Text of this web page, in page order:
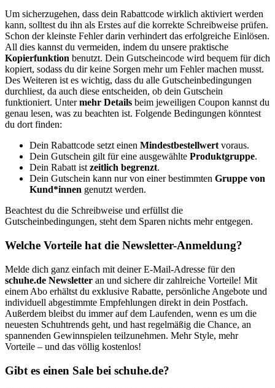
Um sicherzugehen, dass dein Rabattcode wirklich aktiviert werden
kann, solltest du ihn als Erstes auf die korrekte Schreibweise prüfen.
Schon der kleinste Fehler darin verhindert das erfolgreiche Einlösen.
All dies kannst du vermeiden, indem du unsere praktische
Kopierfunktion benutzt. Dein Gutscheincode wird bequem für dich
kopiert, sodass du dir keine Sorgen mehr um Fehler machen musst.
Des Weiteren ist es wichtig, dass du alle Gutscheinbedingungen
durchliest, da auch diese entscheiden, ob dein Gutschein
funktioniert. Untermehr Details beim jeweiligen Coupon kannst du
genau lesen, was zu beachten ist. Folgende Bedingungen könntest
du dort finden:
Dein Rabattcode setzt einen Mindestbestellwertvoraus.
Dein Gutschein gilt für eine ausgewählte Produktgruppe.
Dein Rabatt istzeitlich begrenzt.
Dein Gutschein kann nur von einer bestimmten Gruppe von
Kund*innen genutzt werden.
Beachtest du die Schreibweise und erfüllst die
Gutscheinbedingungen, steht dem Sparen nichts mehr entgegen.
Welche Vorteile hat die Newsletter-Anmeldung?
Melde dich ganz einfach mit deiner E-Mail-Adresse für den
schuhe.de Newsletter an und sichere dir zahlreiche Vorteile! Mit
einem Abo erhältst du exklusive Rabatte, persönliche Angebote und
individuell abgestimmte Empfehlungen direkt in dein Postfach.
Außerdem bleibst du immer auf dem Laufenden, wenn es um die
neuesten Schuhtrends geht, und hast regelmäßig die Chance, an
spannenden Gewinnspielen teilzunehmen. Mehr Style, mehr
Vorteile – und das völlig kostenlos!
Gibt es einen Sale bei schuhe.de?